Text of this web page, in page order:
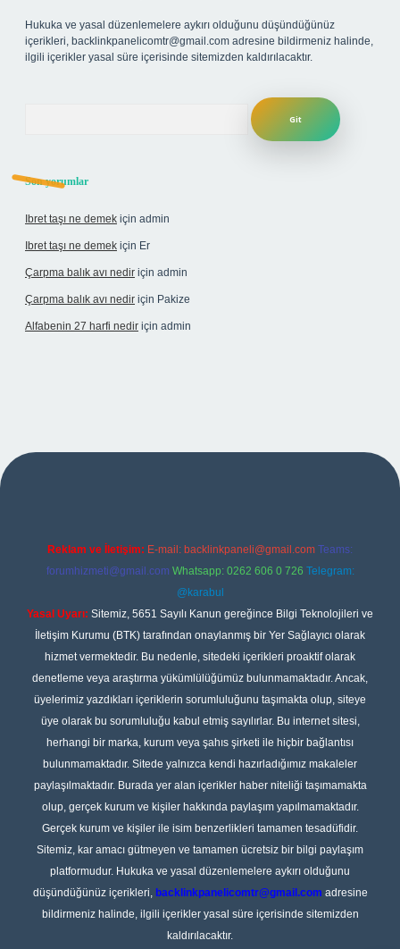
Hukuka ve yasal düzenlemelere aykırı olduğunu düşündüğünüz
içerikleri, backlinkpanelicomtr@gmail.com adresine bildirmeniz halinde,
ilgili içerikler yasal süre içerisinde sitemizden kaldırılacaktır.
Son yorumlar
Ibret taşı ne demek için admin
Ibret taşı ne demek için Er
Çarpma balık avı nedir için admin
Çarpma balık avı nedir için Pakize
Alfabenin 27 harfi nedir için admin
Reklam ve İletişim: E-mail: backlinkpaneli@gmail.com Teams:
forumhizmeti@gmail.com Whatsapp: 0262 606 0 726 Telegram:
@karabul
Yasal Uyarı: Sitemiz, 5651 Sayılı Kanun gereğince Bilgi Teknolojileri ve
İletişim Kurumu (BTK) tarafından onaylanmış bir Yer Sağlayıcı olarak
hizmet vermektedir. Bu nedenle, sitedeki içerikleri proaktif olarak
denetleme veya araştırma yükümlülüğümüz bulunmamaktadır. Ancak,
üyelerimiz yazdıkları içeriklerin sorumluluğunu taşımakta olup, siteye
üye olarak bu sorumluluğu kabul etmiş sayılırlar. Bu internet sitesi,
herhangi bir marka, kurum veya şahıs şirketi ile hiçbir bağlantısı
bulunmamaktadır. Sitede yalnızca kendi hazırladığımız makaleler
paylaşılmaktadır. Burada yer alan içerikler haber niteliği taşımamakta
olup, gerçek kurum ve kişiler hakkında paylaşım yapılmamaktadır.
Gerçek kurum ve kişiler ile isim benzerlikleri tamamen tesadüfidir.
Sitemiz, kar amacı gütmeyen ve tamamen ücretsiz bir bilgi paylaşım
platformudur. Hukuka ve yasal düzenlemelere aykırı olduğunu
düşündüğünüz içerikleri, backlinkpanelicomtr@gmail.com adresine
bildirmeniz halinde, ilgili içerikler yasal süre içerisinde sitemizden
kaldırılacaktır.